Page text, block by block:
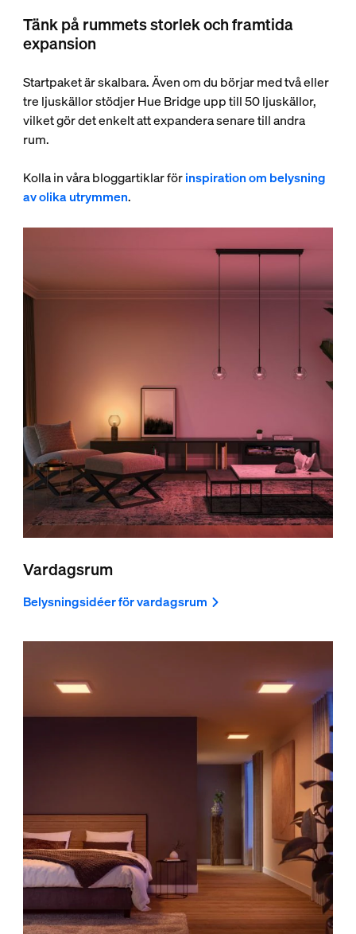
Tänk på rummets storlek och framtida
expansion
Startpaket är skalbara. Även om du börjar med två eller
tre ljuskällor stödjer Hue Bridge upp till 50 ljuskällor,
vilket gör det enkelt att expandera senare till andra
rum.
Kolla in våra bloggartiklar förinspiration om belysning
av olika utrymmen.
Vardagsrum
Belysningsidéer för vardagsrum